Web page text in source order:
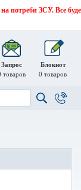
потреби ЗСУ. Все буде
Запрос
товаров
Блокнот
0 товаров